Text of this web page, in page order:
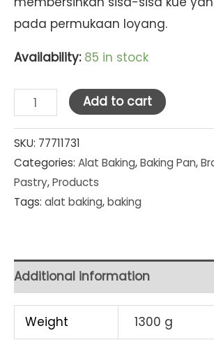
pada permukaan loyang.
Availability: 85 in stock
Master
Pastry
Non-
Stick
Cookie
Pan
in
x
in)
Add to cart
SKU: 77711731
Categories: Alat Baking,Baking Pan,
Pastry,Products
Tags: alat baking,baking
Additional information
Weight 1300 g